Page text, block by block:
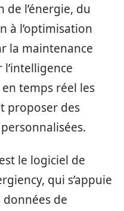
l’énergie, du
à l’optimisation
la maintenance
l’intelligence
temps réel les
proposer des
le logiciel de
qui s’appuie
données de